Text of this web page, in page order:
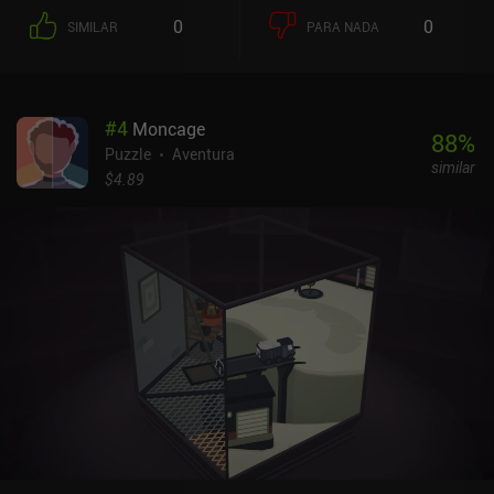
los escenarios, tocamos objetos interactivos y recogemos objetos
útiles que luego hay que aplicar en los lugares adecuados.
más desesperadas.Sin embargo, lo que realmente demuestra la
calidad del juego son sus habitaciones atmosféricas y muy
detalladas, los espeluznantes sonidos ambientales, el constante
recompensados con una comprensión mucho más completa de la
historia.Remember: Room Escape es un juego premium que cuesta
3,99 dólares en Android y 2,99 dólares en iOS. También forma
parte de Google Play Pass, y existe una versión "Lite"
independiente tanto en Android como en iOS, aunque está llena de
anuncios que arruinan por completo la inmersión. Recomiendo
encarecidamente comprar la versión premium para disfrutar de
este gran juego de aventuras.
SIMILAR 0 PARA NADA 0
#4 Moncage
Puzzle
Aventura
$4.89
88%
similar